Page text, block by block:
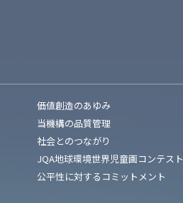
価値創造のあゆみ
当機構の品質管理
社会とのつながり
JQA地球環境世界児童画コンテスト
公平性に対するコミットメント